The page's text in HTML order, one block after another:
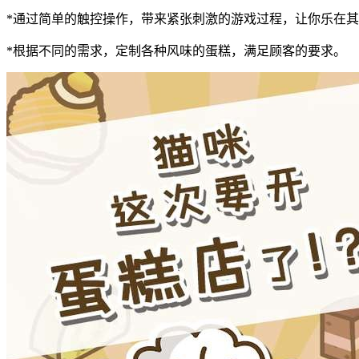
*通过简单的触控操作，带来紧张刺激的游戏过程，让你乐在
*根据不同的需求，定制各种风味的蛋糕，满足顾客的要求。